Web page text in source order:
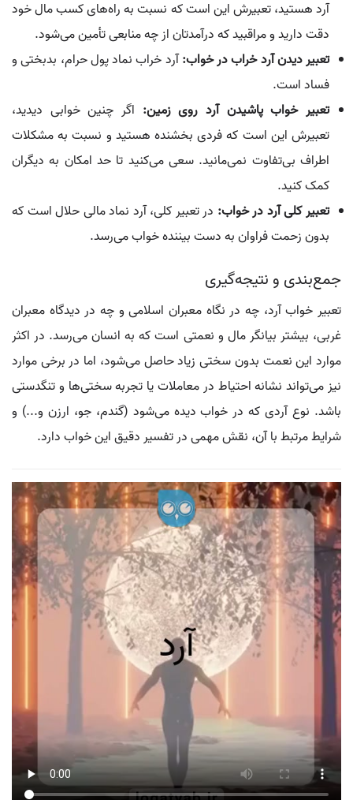
آرد هستید، تعبیرش این است که نسبت به راه‌های کسب مال خود
دقت دارید و مراقبید که درآمدتان از چه منابعی تأمین می‌شود.
تعبیر دیدن آرد خراب در خواب:آرد خراب نماد پول حرام، بدبختی و
فساد است.
تعبیر خواب پاشیدن آرد روی زمین: اگر چنین خوابی دیدید،
تعبیرش این است که فردی بخشنده هستید و نسبت به مشکلات
اطراف بی‌تفاوت نمی‌مانید. سعی می‌کنید تا حد امکان به دیگران
کمک کنید.
تعبیر کلی آرد در خواب: در تعبیر کلی، آرد نماد مالی حلال است که
بدون زحمت فراوان به دست بیننده خواب می‌رسد.
جمع‌بندی و نتیجه‌گیری
تعبیر خواب آرد، چه در نگاه معبران اسلامی و چه در دیدگاه معبران
غربی، بیشتر بیانگر مال و نعمتی است که به انسان می‌رسد. در اکثر
موارد این نعمت بدون سختی زیاد حاصل می‌شود، اما در برخی موارد
نیز می‌تواند نشانه احتیاط در معاملات یا تجربه سختی‌ها و تنگدستی
باشد. نوع آردی که در خواب دیده می‌شود (گندم، جو، ارزن و...) و
شرایط مرتبط با آن، نقش مهمی در تفسیر دقیق این خواب دارد.